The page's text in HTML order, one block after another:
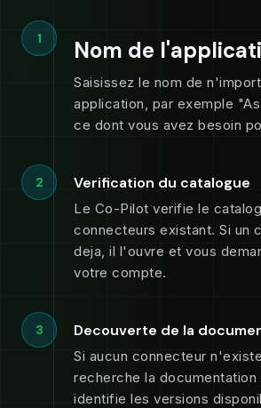
1 Nom de
Saisissez le nom de
application, par exemple
ce dont vous avez besoin
2 Verification du catalogue
Le Co-Pilot verifie le
connecteurs existant. Si un
deja, il l'ouvre et vous
votre compte.
3 Decouverte de la
Si aucun connecteur
recherche la documentation
identifie les versions